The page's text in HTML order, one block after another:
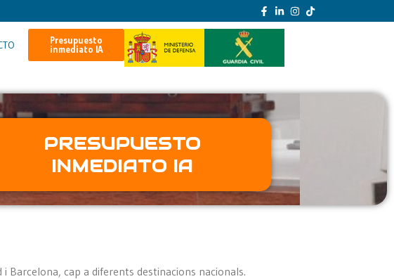
Presupuesto
inmediato IA
PRESUPUESTO
INMEDIATO IA
Barcelona, cap a diferents destinacions nacionals.